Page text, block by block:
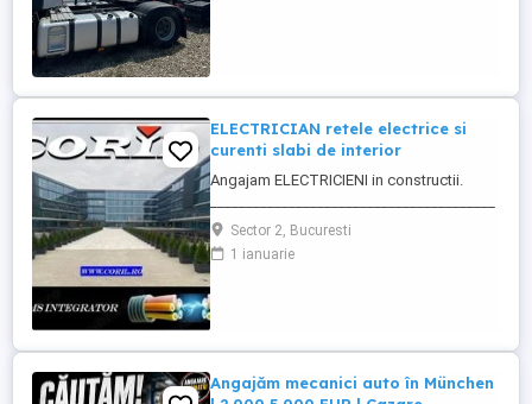
ELECTRICIAN retele electrice si
curenti slabi de interior
Angajam ELECTRICIENI in constructii.
Daca sti ca ai calificare si experienta in
executia si punerea in functiune de
instalatii electrice de joasa tensiune; Ai
Sector 2, Bucuresti
1 ianuarie
Angajăm mecanici auto în München